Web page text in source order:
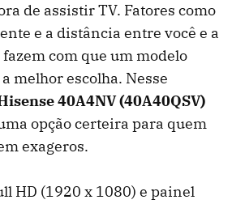
de assistir TV. Fatores como
e a distância entre você e a
com que um modelo
melhor escolha. Nesse
40A4NV (40A40QSV)
opção certeira para quem
exageros.
HD (1920 x 1080) e painel